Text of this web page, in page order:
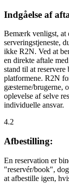
Indgåelse af
Bemærk venligst, at
serveringstjeneste,
ikke R2N. Ved at
en direkte aftale
stand til at reservere
platformene. R2N
gæsterne/brugerne,
oplevelse af selve
individuelle ansvar.
4.2
Afbestilling:
En reservation er
"reservér/book",
at afbestille igen,